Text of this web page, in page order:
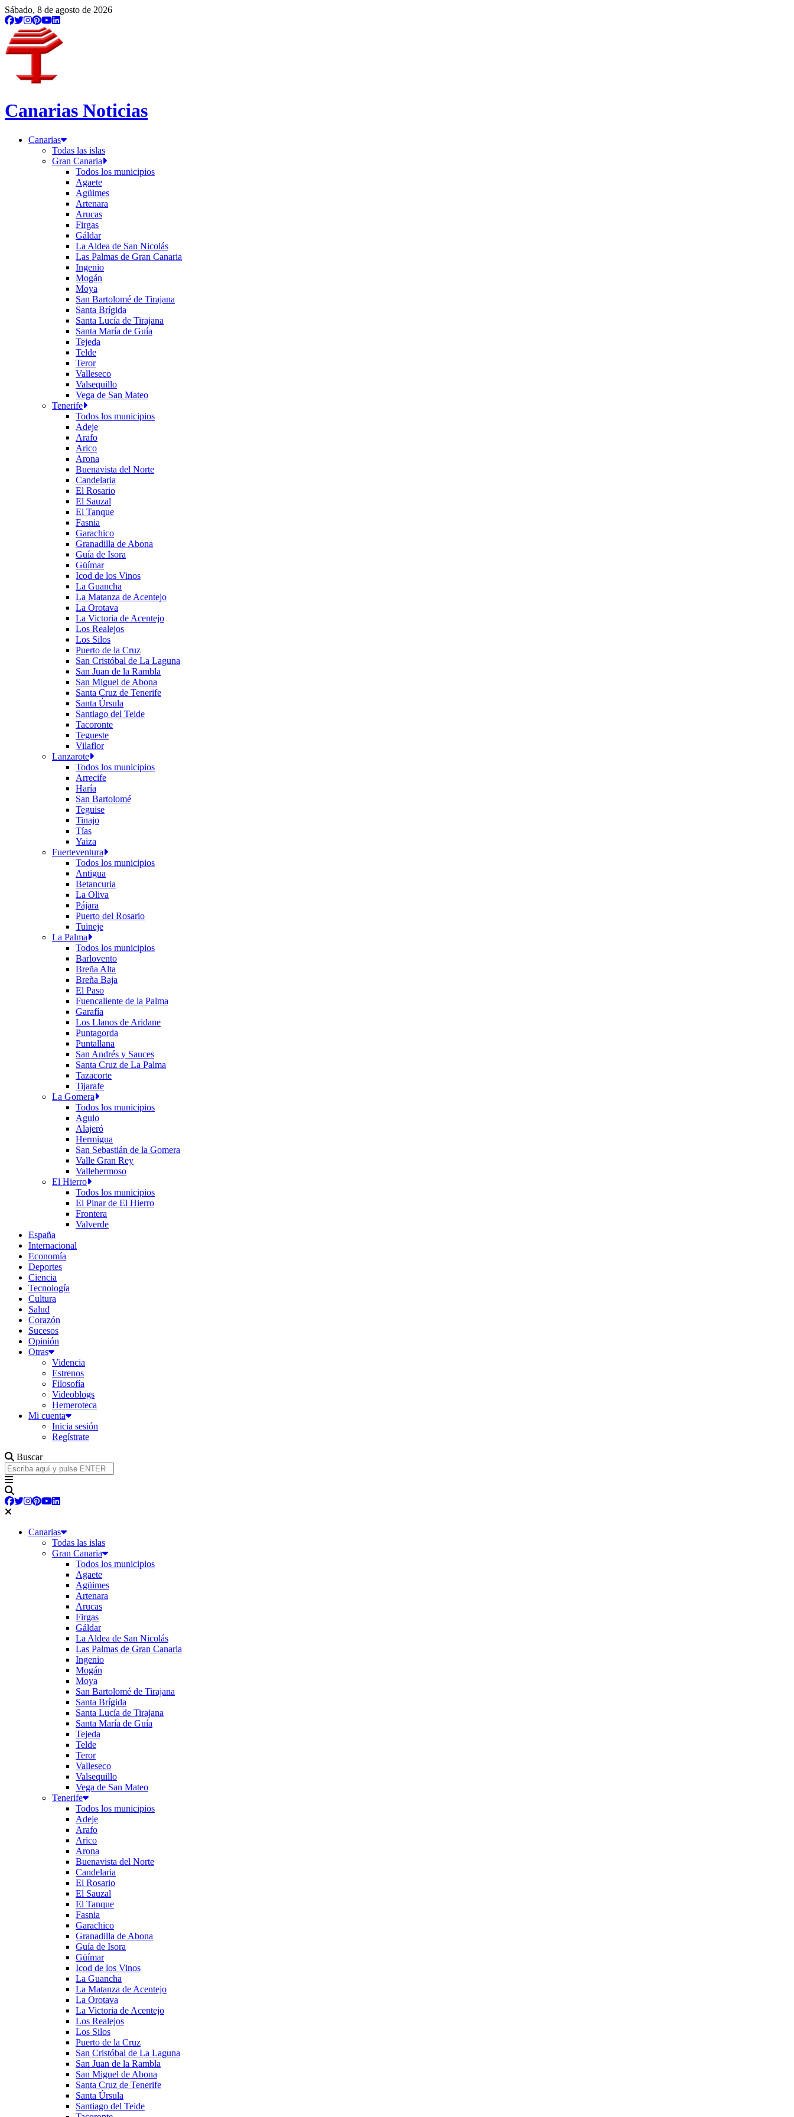
Sábado, 8 de agosto de 2026
Canarias Noticias
Canarias
Todas las islas
Gran Canaria
Todos los municipios
Agaete
Agüimes
Artenara
Arucas
Firgas
Gáldar
La Aldea de San Nicolás
Las Palmas de Gran Canaria
Ingenio
Mogán
Moya
San Bartolomé de Tirajana
Santa Brígida
Santa Lucía de Tirajana
Santa María de Guía
Tejeda
Telde
Teror
Valleseco
Valsequillo
Vega de San Mateo
Tenerife
Todos los municipios
Adeje
Arafo
Arico
Arona
Buenavista del Norte
Candelaria
El Rosario
El Sauzal
El Tanque
Fasnia
Garachico
Granadilla de Abona
Guía de Isora
Güímar
Icod de los Vinos
La Guancha
La Matanza de Acentejo
La Orotava
La Victoria de Acentejo
Los Realejos
Los Silos
Puerto de la Cruz
San Cristóbal de La Laguna
San Juan de la Rambla
San Miguel de Abona
Santa Cruz de Tenerife
Santa Úrsula
Santiago del Teide
Tacoronte
Tegueste
Vilaflor
Lanzarote
Todos los municipios
Arrecife
Haría
San Bartolomé
Teguise
Tinajo
Tías
Yaiza
Fuerteventura
Todos los municipios
Antigua
Betancuria
La Oliva
Pájara
Puerto del Rosario
Tuineje
La Palma
Todos los municipios
Barlovento
Breña Alta
Breña Baja
El Paso
Fuencaliente de la Palma
Garafía
Los Llanos de Aridane
Puntagorda
Puntallana
San Andrés y Sauces
Santa Cruz de La Palma
Tazacorte
Tijarafe
La Gomera
Todos los municipios
Agulo
Alajeró
Hermigua
San Sebastián de la Gomera
Valle Gran Rey
Vallehermoso
El Hierro
Todos los municipios
El Pinar de El Hierro
Frontera
Valverde
España
Internacional
Economía
Deportes
Ciencia
Tecnología
Cultura
Salud
Corazón
Sucesos
Opinión
Otras
Videncia
Estrenos
Filosofía
Videoblogs
Hemeroteca
Mi cuenta
Inicia sesión
Regístrate
Buscar
Canarias
Todas las islas
Gran Canaria
Todos los municipios
Agaete
Agüimes
Artenara
Arucas
Firgas
Gáldar
La Aldea de San Nicolás
Las Palmas de Gran Canaria
Ingenio
Mogán
Moya
San Bartolomé de Tirajana
Santa Brígida
Santa Lucía de Tirajana
Santa María de Guía
Tejeda
Telde
Teror
Valleseco
Valsequillo
Vega de San Mateo
Tenerife
Todos los municipios
Adeje
Arafo
Arico
Arona
Buenavista del Norte
Candelaria
El Rosario
El Sauzal
El Tanque
Fasnia
Garachico
Granadilla de Abona
Guía de Isora
Güímar
Icod de los Vinos
La Guancha
La Matanza de Acentejo
La Orotava
La Victoria de Acentejo
Los Realejos
Los Silos
Puerto de la Cruz
San Cristóbal de La Laguna
San Juan de la Rambla
San Miguel de Abona
Santa Cruz de Tenerife
Santa Úrsula
Santiago del Teide